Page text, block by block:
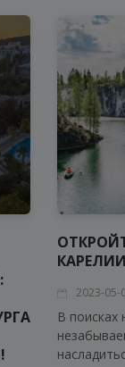
2023-05-
В поисках